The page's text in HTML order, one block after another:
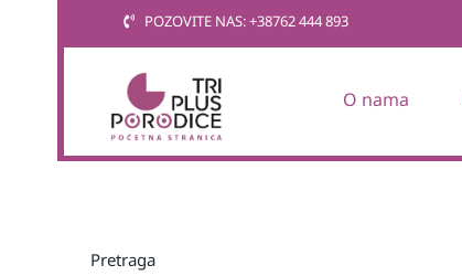
POZOVITE NAS: +38762 444 893
O nama
Pretraga